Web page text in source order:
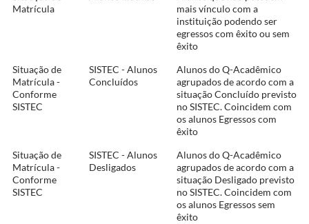
Matrícula
mais vínculo com a
instituição podendo ser
egressos com êxito ou sem
êxito
Situação de
Matrícula -
Conforme
SISTEC
SISTEC - Alunos
Concluídos
Alunos do Q-Acadêmico
agrupados de acordo com a
situação Concluído previsto
no SISTEC. Coincidem com
os alunos Egressos com
êxito
Situação de
Matrícula -
Conforme
SISTEC
SISTEC - Alunos
Desligados
Alunos do Q-Acadêmico
agrupados de acordo com a
situação Desligado previsto
no SISTEC. Coincidem com
os alunos Egressos sem
êxito